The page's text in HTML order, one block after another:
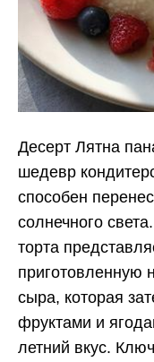
Десерт Лятна
шедевр
способен
солнечного
торта
приготовленную
сыра, которая
фруктами и
летний вкус.